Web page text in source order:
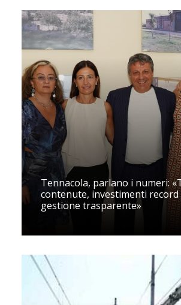
Tennacola, parlano i numeri:
contenute, investimenti record
gestione trasparente»